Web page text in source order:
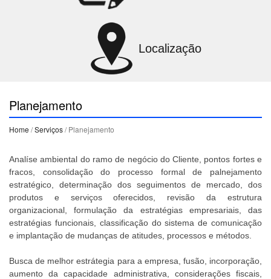
Localização
Planejamento
Home /Serviços/ Planejamento
Analíse ambiental do ramo de negócio do Cliente, pontos fortes e
fracos, consolidação do processo formal de palnejamento
estratégico, determinação dos seguimentos de mercado, dos
produtos e serviços oferecidos, revisão da estrutura
organizacional, formulação da estratégias empresariais, das
estratégias funcionais, classificação do sistema de comunicação
e implantação de mudanças de atitudes, processos e métodos.
Busca de melhor estrátegia para a empresa, fusão, incorporação,
aumento da capacidade administrativa, considerações fiscais,